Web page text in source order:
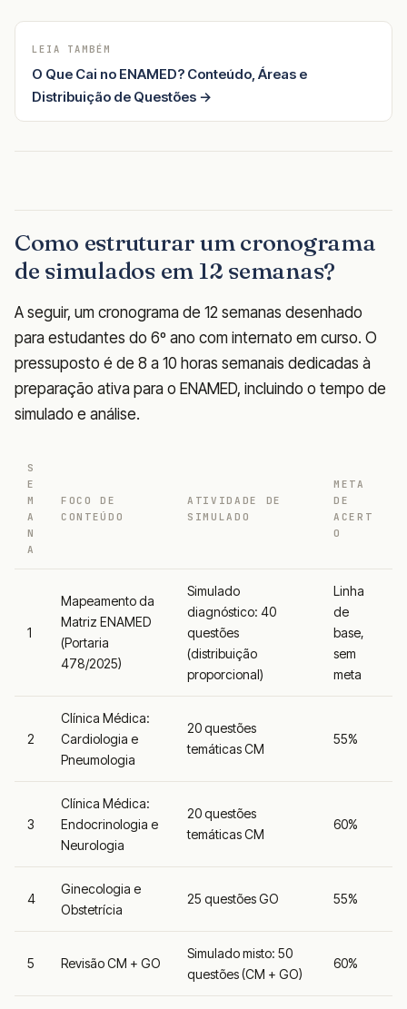
LEIA TAMBÉM
O Que Cai no ENAMED? Conteúdo, Áreas e
Distribuição de Questões →
Como estruturar um cronograma
de simulados em 12 semanas?
A seguir, um cronograma de 12 semanas desenhado
para estudantes do 6º ano com internato em curso. O
pressuposto é de 8 a 10 horas semanais dedicadas à
preparação ativa para o ENAMED, incluindo o tempo de
simulado e análise.
S
E
M
A
N
A
FOCO DE
CONTEÚDO
ATIVIDADE DE
SIMULADO
META
DE
ACERT
O
1
Mapeamento da
Matriz ENAMED
(Portaria
478/2025)
Simulado
diagnóstico: 40
questões
(distribuição
proporcional)
Linha
de
base,
sem
meta
2
Clínica Médica:
Cardiologia e
Pneumologia
20 questões
temáticas CM
55%
3
Clínica Médica:
Endocrinologia e
Neurologia
20 questões
temáticas CM
60%
4
Ginecologia e
Obstetrícia
25 questões GO 55%
5 Revisão CM + GO
Simulado misto: 50
questões (CM + GO)
60%